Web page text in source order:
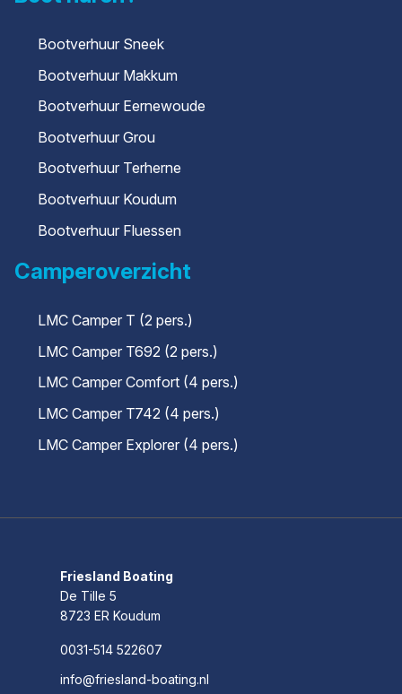
Bootverhuur Sneek
Bootverhuur Makkum
Bootverhuur Eernewoude
Bootverhuur Grou
Bootverhuur Terherne
Bootverhuur Koudum
Bootverhuur Fluessen
Camperoverzicht
LMC Camper T (2 pers.)
LMC Camper T692 (2 pers.)
LMC Camper Comfort (4 pers.)
LMC Camper T742 (4 pers.)
LMC Camper Explorer (4 pers.)
Friesland Boating
De Tille 5
8723 ER Koudum
0031-514 522607
info@friesland-boating.nl